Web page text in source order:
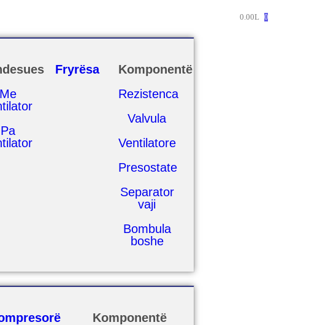
Me
Pa
Fryrësa
Komponentë
Rezistenca
Valvula
Ventilatore
Presostate
Separator
vaji
Bombula
boshe
Komponentë
0.00L 0